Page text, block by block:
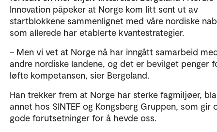
Innovation påpeker at Norge kom litt sent ut av
startblokkene sammenlignet med våre nordiske
som allerede har etablerte kvantestrategier.
– Men vi vet at Norge nå har inngått samarbeid
andre nordiske landene, og det er bevilget penger
løfte kompetansen, sier Bergeland.
Han trekker frem at Norge har sterke fagmiljøer,
annet hos SINTEF og Kongsberg Gruppen, som gir
gode forutsetninger for å hevde oss.